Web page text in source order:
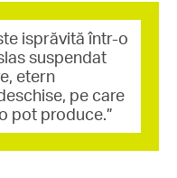
isprăvită într-o
suspendat
etern
pe care
pot produce.”